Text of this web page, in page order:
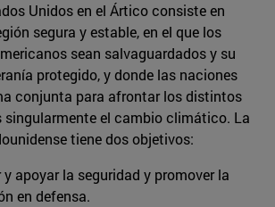
Unidos en el Ártico consiste en
segura y estable, en el que los
sean salvaguardados y su
protegido, y donde las naciones
conjunta para afrontar los distintos
singularmente el cambio climático. La
tiene dos objetivos:
apoyar la seguridad y promover la
en defensa.